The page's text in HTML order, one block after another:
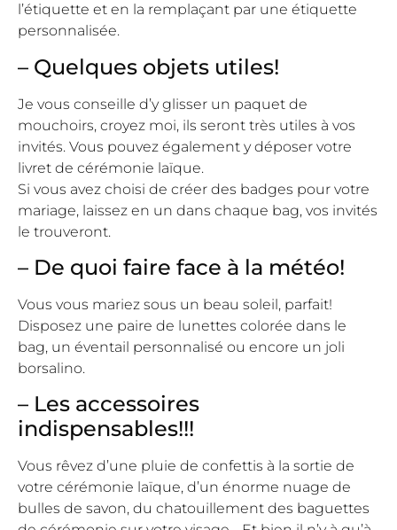
l’étiquette et en la remplaçant par une étiquette
personnalisée.
– Quelques objets utiles!
Je vous conseille d’y glisser un paquet de
mouchoirs, croyez moi, ils seront très utiles à vos
invités. Vous pouvez également y déposer votre
livret de cérémonie laïque.
Si vous avez choisi de créer des badges pour votre
mariage, laissez en un dans chaque bag, vos invités
le trouveront.
– De quoi faire face à la météo!
Vous vous mariez sous un beau soleil, parfait!
Disposez une paire de lunettes colorée dans le
bag, un éventail personnalisé ou encore un joli
borsalino.
– Les accessoires
indispensables!!!
Vous rêvez d’une pluie de confettis à la sortie de
votre cérémonie laïque, d’un énorme nuage de
bulles de savon, du chatouillement des baguettes